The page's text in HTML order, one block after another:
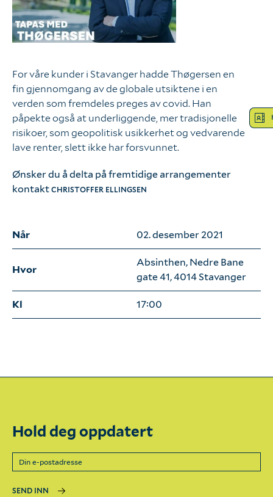
Bærekraft
Vår kompetanse
Hva gjør vi?
For våre kunder i Stavanger hadde Thøgersen en
fin gjennomgang av de globale utsiktene i en
verden som fremdeles preges av covid. Han
påpekte også at underliggende, mer tradisjonelle
risikoer, som geopolitisk usikkerhet og vedvarende
lave renter, slett ikke har forsvunnet.
Ønsker du å delta på fremtidige arrangementer
kontakt CHRISTOFFER ELLINGSEN
Når 02. desember 2021
Hvor
Absinthen, Nedre Bane
gate 41, 4014 Stavanger
Kl 17:00
Hold deg oppdatert
SEND INN